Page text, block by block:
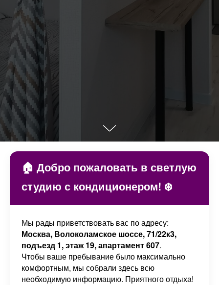
🏠 Добро пожаловать в светлую
студию с кондиционером! ❄️
Мы рады приветствовать вас по адресу:
Москва, Волоколамское шоссе, 71/22к3,
подъезд 1, этаж 19, апартамент 607.
Чтобы ваше пребывание было максимально
комфортным, мы собрали здесь всю
необходимую информацию. Приятного отдыха!